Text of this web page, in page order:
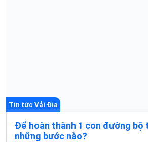
Tin tức Vải Địa
Để hoàn thành 1 con đường bộ
những bước nào?